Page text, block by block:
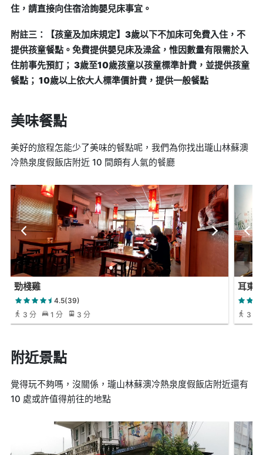
住，請直接向住宿洽詢嬰兒床事宜。
附註三：【孩童及加床規定】3歲以下不加床可免費入住，不
提供孩童餐點。免費提供嬰兒床及澡盆，惟因數量有限需於入
住前事先預訂； 3歲至10歲孩童以孩童標準計費，並提供孩童
餐點； 10歲以上依大人標準價計費，提供一般餐點
美味餐點
美好的旅程怎能少了美味的餐點呢，我們為你找出瓏山林蘇澳
冷熱泉度假飯店附近 10 間頗有人氣的餐廳
勁棧雞
4.5(39)
3 分
1 分 3 分
耳東
3 分
附近景點
覺得玩不夠嗎，沒關係，瓏山林蘇澳冷熱泉度假飯店附近還有
10 處或許值得前往的地點